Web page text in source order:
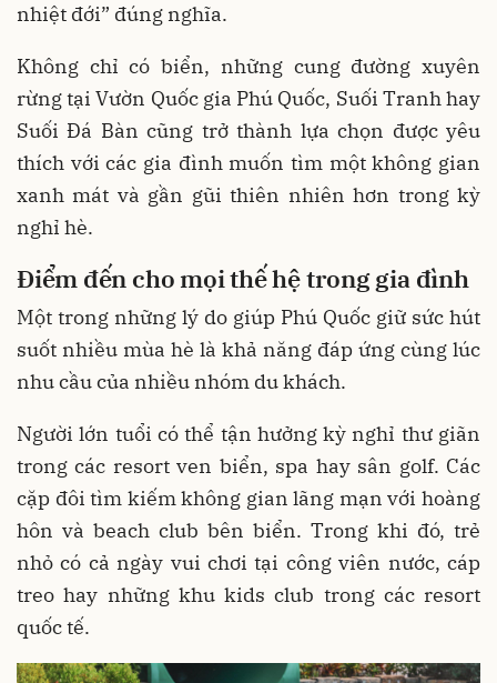
nhiệt đới” đúng nghĩa.
Không chỉ có biển, những cung đường xuyên
rừng tại Vườn Quốc gia Phú Quốc, Suối Tranh hay
Suối Đá Bàn cũng trở thành lựa chọn được yêu
thích với các gia đình muốn tìm một không gian
xanh mát và gần gũi thiên nhiên hơn trong kỳ
nghỉ hè.
Điểm đến cho mọi thế hệ trong gia đình
Một trong những lý do giúp Phú Quốc giữ sức hút
suốt nhiều mùa hè là khả năng đáp ứng cùng lúc
nhu cầu của nhiều nhóm du khách.
Người lớn tuổi có thể tận hưởng kỳ nghỉ thư giãn
trong các resort ven biển, spa hay sân golf. Các
cặp đôi tìm kiếm không gian lãng mạn với hoàng
hôn và beach club bên biển. Trong khi đó, trẻ
nhỏ có cả ngày vui chơi tại công viên nước, cáp
treo hay những khu kids club trong các resort
quốc tế.